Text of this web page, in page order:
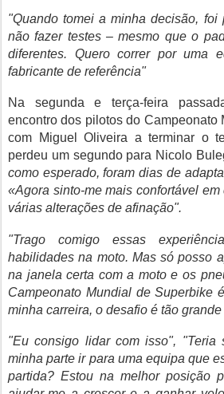
"Quando tomei a minha decisão, foi
não fazer testes – mesmo que o
diferentes. Quero correr por uma
fabricante de referência"
Na segunda e terça-feira
encontro dos pilotos do Campeonato
com Miguel Oliveira a terminar o
perdeu um segundo para Nicolo
como esperado, foram dias de
«Agora sinto-me mais confortável em
várias alterações de afinação".
"Trago comigo essas
habilidades na moto. Mas só posso
na janela certa com a moto e os
Campeonato Mundial de Superbike
minha carreira, o desafio é tão
"Eu consigo lidar com isso", "Teria
minha parte ir para uma equipa que
partida? Estou na melhor posição